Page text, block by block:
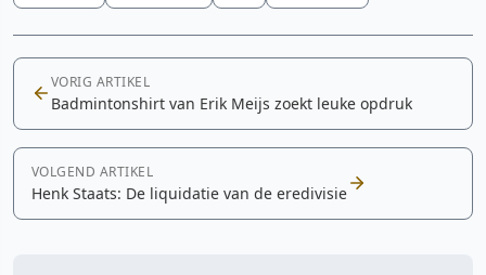
VORIG ARTIKEL
Badmintonshirt van Erik Meijs zoekt leuke opdruk
VOLGEND ARTIKEL
Henk Staats: De liquidatie van de eredivisie